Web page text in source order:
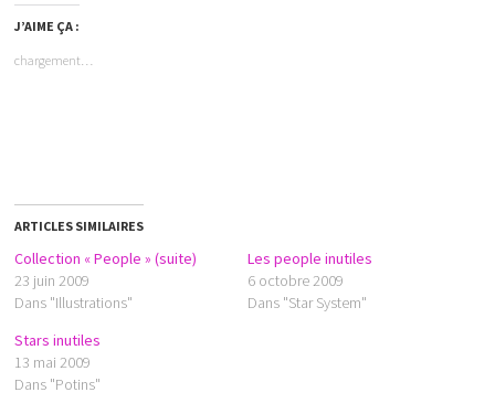
J’AIME ÇA :
chargement…
ARTICLES SIMILAIRES
Collection « People » (suite)
23 juin 2009
Dans "Illustrations"
Les people inutiles
6 octobre 2009
Dans "Star System"
Stars inutiles
13 mai 2009
Dans "Potins"